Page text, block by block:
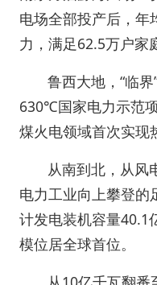
电场全部投产后，年
力，满足62.5万户家
鲁西大地，“临
630℃国家电力示范
煤火电领域首次实现
从南到北，从风
电力工业向上攀登
计发电装机容量40.1
模位居全球首位。